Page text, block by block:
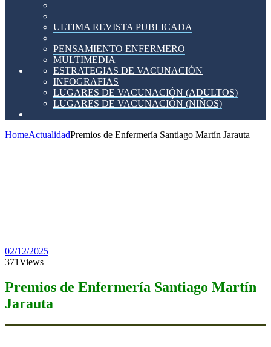
ULTIMA REVISTA PUBLICADA
PENSAMIENTO ENFERMERO
MULTIMEDIA
ESTRATEGIAS DE VACUNACIÓN
INFOGRAFIAS
LUGARES DE VACUNACIÓN (ADULTOS)
LUGARES DE VACUNACIÓN (NIÑOS)
HomeActualidadPremios de Enfermería Santiago Martín Jarauta
02/12/2025
371Views
Premios de Enfermería Santiago Martín
Jarauta